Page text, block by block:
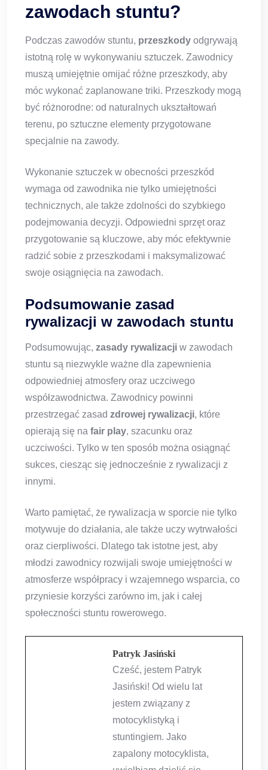
zawodach stuntu?
Podczas zawodów stuntu, przeszkody odgrywają
istotną rolę w wykonywaniu sztuczek. Zawodnicy
muszą umiejętnie omijać różne przeszkody, aby
móc wykonać zaplanowane triki. Przeszkody mogą
być różnorodne: od naturalnych ukształtowań
terenu, po sztuczne elementy przygotowane
specjalnie na zawody.
Wykonanie sztuczek w obecności przeszkód
wymaga od zawodnika nie tylko umiejętności
technicznych, ale także zdolności do szybkiego
podejmowania decyzji. Odpowiedni sprzęt oraz
przygotowanie są kluczowe, aby móc efektywnie
radzić sobie z przeszkodami i maksymalizować
swoje osiągnięcia na zawodach.
Podsumowanie zasad
rywalizacji w zawodach stuntu
Podsumowując, zasady rywalizacji w zawodach
stuntu są niezwykle ważne dla zapewnienia
odpowiedniej atmosfery oraz uczciwego
współzawodnictwa. Zawodnicy powinni
przestrzegać zasad zdrowej rywalizacji, które
opierają się na fair play, szacunku oraz
uczciwości. Tylko w ten sposób można osiągnąć
sukces, ciesząc się jednocześnie z rywalizacji z
innymi.
Warto pamiętać, że rywalizacja w sporcie nie tylko
motywuje do działania, ale także uczy wytrwałości
oraz cierpliwości. Dlatego tak istotne jest, aby
młodzi zawodnicy rozwijali swoje umiejętności w
atmosferze współpracy i wzajemnego wsparcia, co
przyniesie korzyści zarówno im, jak i całej
społeczności stuntu rowerowego.
Patryk Jasiński
Cześć, jestem Patryk
Jasiński! Od wielu lat
jestem związany z
motocyklistyką i
stuntingiem. Jako
zapalony motocyklista,